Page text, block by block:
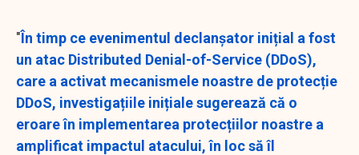
"În timp ce evenimentul declanșator inițial a fost
un atac Distributed Denial-of-Service (DDoS),
care a activat mecanismele noastre de protecție
DDoS, investigațiile inițiale sugerează că o
eroare în implementarea protecțiilor noastre a
amplificat impactul atacului, în loc să îl